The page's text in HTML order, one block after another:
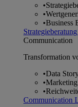
•
•
•Business
Strategieberatung
Communication
Transformation
•Data
•
•
Communication